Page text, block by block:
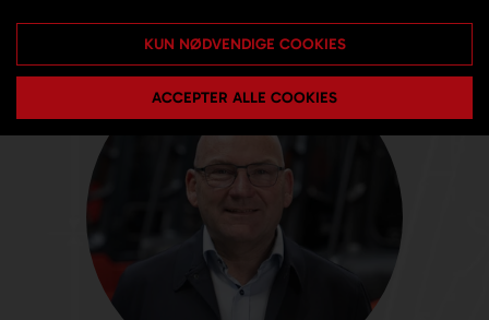
KUN NØDVENDIGE COOKIES
ACCEPTER ALLE COOKIES